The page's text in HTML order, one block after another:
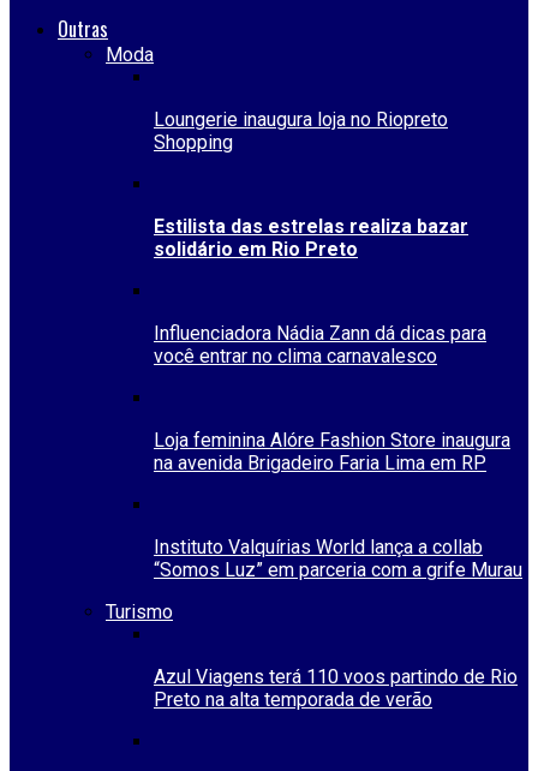
Outras
Moda
Loungerie inaugura loja no Riopreto
Shopping
Estilista das estrelas realiza bazar
solidário em Rio Preto
Influenciadora Nádia Zann dá dicas para
você entrar no clima carnavalesco
Loja feminina Alóre Fashion Store inaugura
na avenida Brigadeiro Faria Lima em RP
Instituto Valquírias World lança a collab
“Somos Luz” em parceria com a grife Murau
Turismo
Azul Viagens terá 110 voos partindo de Rio
Preto na alta temporada de verão